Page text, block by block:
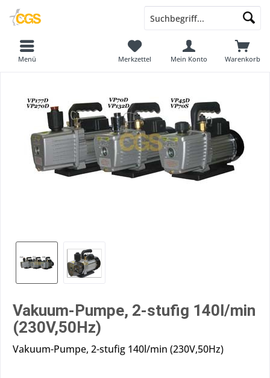
Warenkorb
Merkzettel Mein Konto
Menü
Vakuum-Pumpe, 2-stufig 140l/min
(230V,50Hz)
Vakuum-Pumpe, 2-stufig 140l/min (230V,50Hz)